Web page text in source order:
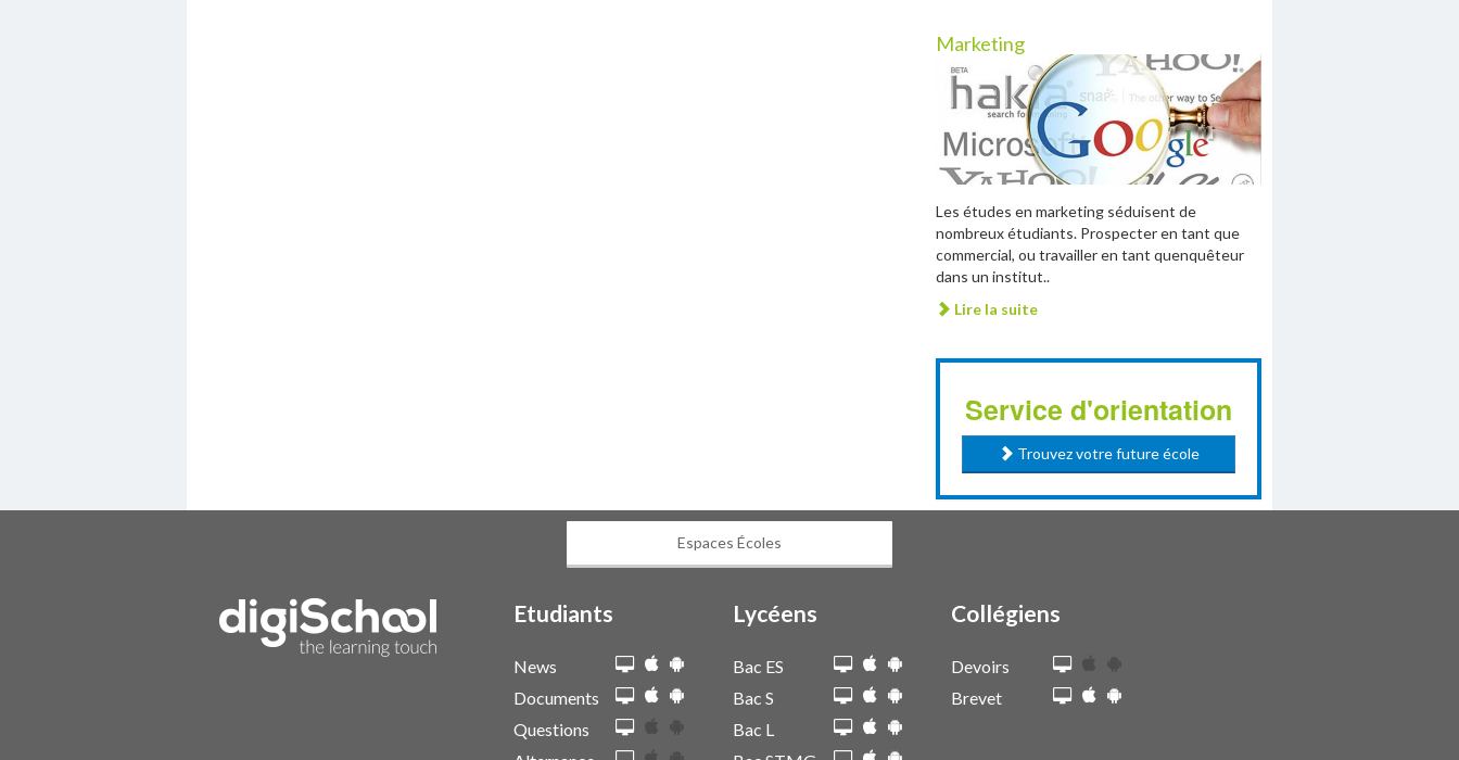
Marketing
Les études en marketing séduisent de
nombreux étudiants. Prospecter en tant que
commercial, ou travailler en tant quenquêteur
dans un institut..
Lire la suite
Service d'orientation
Trouvez votre future école
Espaces Écoles
Etudiants
News
Documents
Questions
Lycéens
Bac ES
Bac S
Bac L
Collégiens
Devoirs
Brevet